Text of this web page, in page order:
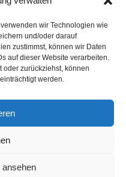
wir Technologien wie
und/oder darauf
zustimmst, können wir Daten
auf dieser Website verarbeiten.
oder zurückziehst, können
werden.
ansehen
einfach nachbestellen im